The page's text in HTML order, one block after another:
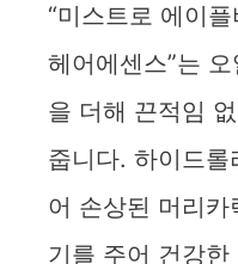
“미스트로 에이
헤어에센스”는
을 더해 끈적임
줍니다. 하이드롤
어 손상된 머리
기를 주어 건강한